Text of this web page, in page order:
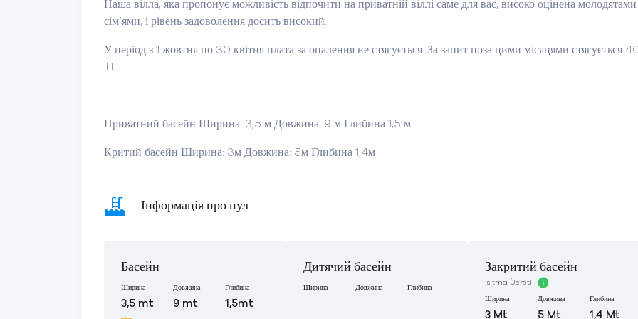
Наша вілла, яка пропонує можливість відпочити на приватній віллі саме для вас, високо оцінена молодятами
сім’ями, і рівень задоволення досить високий.
У період з 1 жовтня по 30 квітня плата за опалення не стягується. За запит поза цими місяцями стягується
TL.
Приватний басейн Ширина: 3,5 м Довжина: 9 м Глибина 1,5 м
Критий басейн Ширина: 3м Довжина: 5м Глибина 1,4м
Інформація про пул
Басейн
Ширина
3,5 mt
Довжина
9 mt
Глибина
1,5mt
Дитячий басейн
Ширина Довжина Глибина
Закритий басейн
Isıtma Ücreti
Ширина
3 Mt
Довжина
5 Mt
Глибина
1,4 Mt